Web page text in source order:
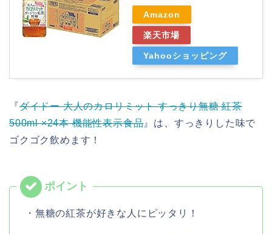
Amazon
楽天市場
Yahooショッピング
『ダイドー 大人のカロリミット すっきり無糖 紅茶
500ml ×24本 機能性表示食品』は、すっきりした味で
ゴクゴク飲めます！
・無糖の紅茶が好きな人にピッタリ！